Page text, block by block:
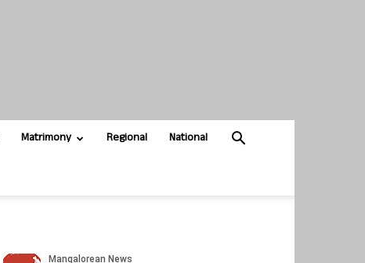
Matrimony Regional National